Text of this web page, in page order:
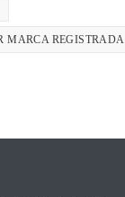
MARCA REGISTRADA